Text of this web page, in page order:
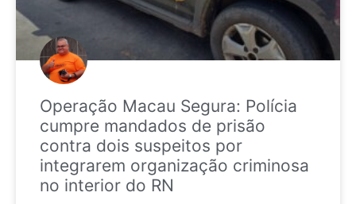
Operação Macau Segura: Polícia
cumpre mandados de prisão
contra dois suspeitos por
integrarem organização criminosa
no interior do RN